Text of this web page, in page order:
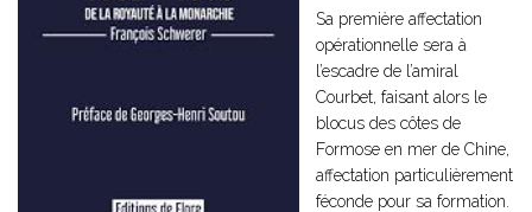
Sa première affectation
opérationnelle sera à
l’escadre de l’amiral
Courbet, faisant alors le
blocus des côtes de
Formose en mer de Chine,
affectation particulièrement
féconde pour sa formation.